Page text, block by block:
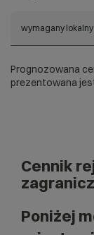
wymagany
Prognozowana
prezentowana
Cennik
Poniżej